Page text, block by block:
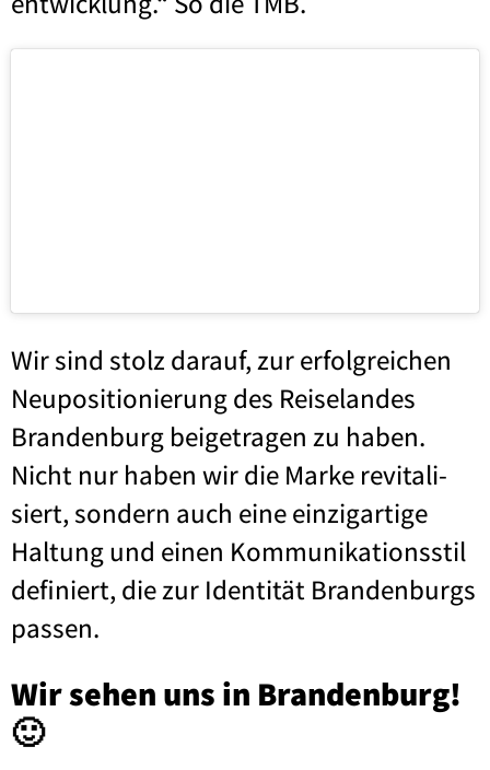
Wir sind stolz dar­auf, zur erfolg­rei­chen
Neu­po­si­tio­nie­rung des Rei­se­lan­des
Bran­den­burg bei­getra­gen zu haben.
Nicht nur haben wir die Mar­ke revi­ta­li­
siert, son­dern auch eine ein­zig­ar­ti­ge
Hal­tung und einen Kom­mu­ni­ka­ti­ons­stil
defi­niert, die zur Iden­ti­tät Bran­den­burgs
pas­sen.
Wir sehen uns in Bran­den­burg!
🙂